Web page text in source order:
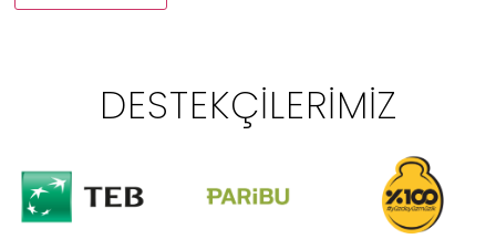
DESTEKÇILERIMIZ